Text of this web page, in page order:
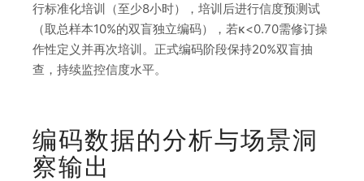
行标准化培训（至少8小时），培训后进行信度预测试
（取总样本10%的双盲独立编码），若κ<0.70需修订操
作性定义并再次培训。正式编码阶段保持20%双盲抽
查，持续监控信度水平。
编码数据的分析与场景洞
察输出